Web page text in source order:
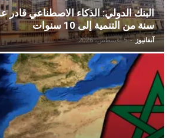
سنة من التنمية إلى 10 سنوات
آنفانيوز - 5 أغسطس، 2026